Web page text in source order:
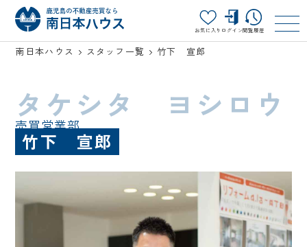
お気に入り ログイン閲覧履歴
南日本ハウス スタッフ一覧 竹下 宣郎
タケシタ ヨシロウ
売買営業部
竹下 宣郎